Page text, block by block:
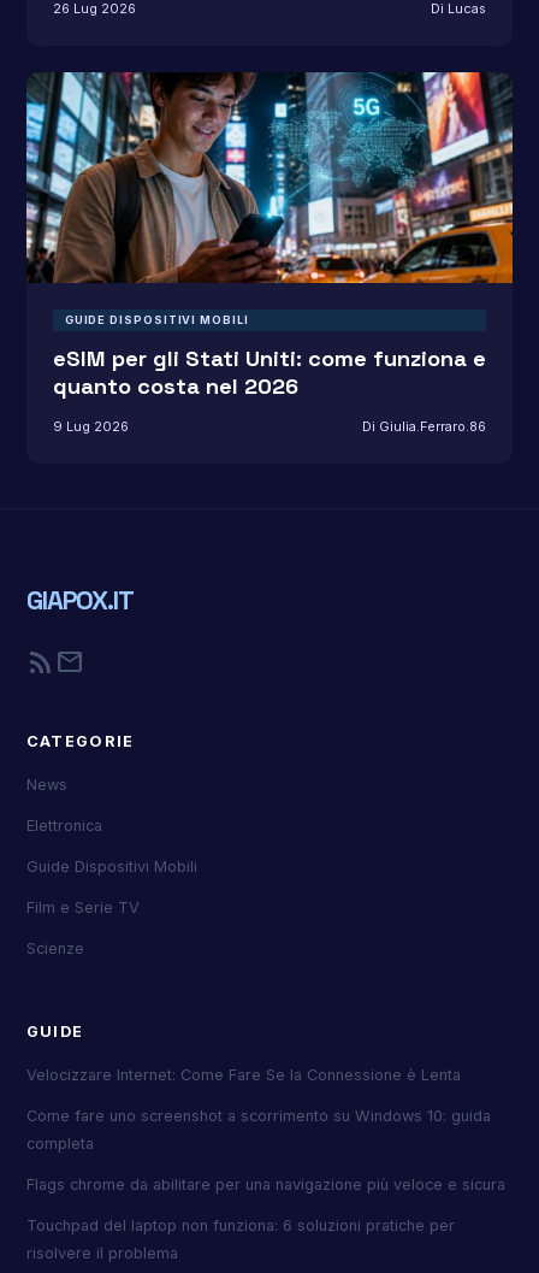
26 Lug 2026 Di Lucas
GUIDE DISPOSITIVI MOBILI
eSIM per gli Stati Uniti: come funziona e
quanto costa nel 2026
9 Lug 2026 Di Giulia.Ferraro.86
GIAPOX.IT
rss_feed mail
CATEGORIE
News
Elettronica
Guide Dispositivi Mobili
Film e Serie TV
Scienze
GUIDE
Velocizzare Internet: Come Fare Se la Connessione è Lenta
Come fare uno screenshot a scorrimento su Windows 10: guida
completa
Flags chrome da abilitare per una navigazione più veloce e sicura
Touchpad del laptop non funziona: 6 soluzioni pratiche per
risolvere il problema